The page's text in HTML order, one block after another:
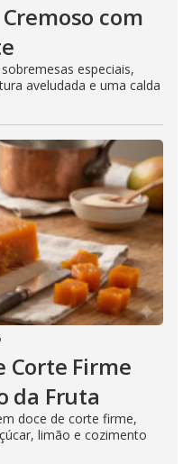
com
especiais,
aveludada e uma calda
Corte Firme
da Fruta
doce de corte firme,
limão e cozimento